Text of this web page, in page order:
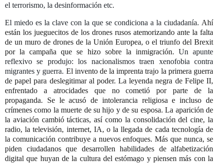
el terrorismo, la desinformación etc.
El miedo es la clave con la que se condiciona a la ciudadanía. Ahí
están los jueguecitos de los drones rusos atemorizando ante la falta
de un muro de drones de la Unión Europea, o el triunfo del Brexit
por la campaña que se hizo sobre la inmigración. Un apunte
reflexivo se produjo: los nacionalismos traen xenofobia contra
migrantes y guerra. El invento de la imprenta trajo la primera guerra
de papel para deslegitimar al poder. La leyenda negra de Felipe II,
enfrentado a atrocidades que no cometió por parte de la
propaganda. Se le acusó de intolerancia religiosa e incluso de
crímenes como la muerte de su hijo y de su esposa. La aparición de
la aviación cambió tácticas, así como la consolidación del cine, la
radio, la televisión, internet, IA, o la llegada de cada tecnología de
la comunicación contribuye a nuevos enfoques. Más que nunca, se
piden ciudadanos que desarrollen habilidades de alfabetización
digital que huyan de la cultura del estómago y piensen más con la